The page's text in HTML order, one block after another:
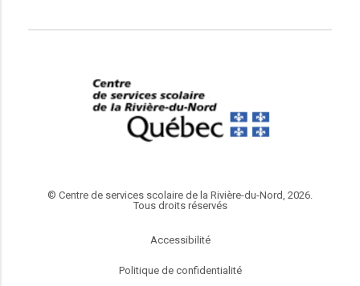
© Centre de services scolaire de la Rivière-du-Nord, 2026.
Tous droits réservés
Accessibilité
Politique de confidentialité